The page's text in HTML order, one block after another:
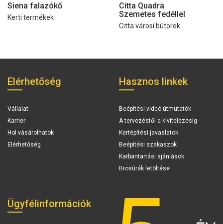
Siena falazókő
Kerti termékek
Citta Quadra
Szemetes fedéllel
Citta városi bútorok
Elérhetőség
Vállalat
Karrier
Hol vásárolhatok
Elérhetőség
Hasznos linkek
Beépítési videó útmutatók
A tervezéstől a kivitelezésig
Kertépítési javaslatok
Beépítési szakaszok
Karbantartási ajánlások
Brosúrák letöltése
Ügyfélinformációk